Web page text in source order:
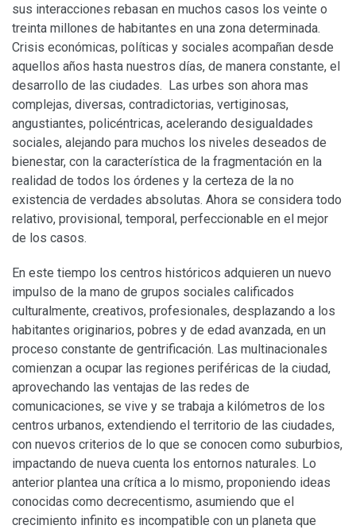
sus interacciones rebasan en muchos casos los veinte o
treinta millones de habitantes en una zona determinada.
Crisis económicas, políticas y sociales acompañan desde
aquellos años hasta nuestros días, de manera constante, el
desarrollo de las ciudades. Las urbes son ahora mas
complejas, diversas, contradictorias, vertiginosas,
angustiantes, policéntricas, acelerando desigualdades
sociales, alejando para muchos los niveles deseados de
bienestar, con la característica de la fragmentación en la
realidad de todos los órdenes y la certeza de la no
existencia de verdades absolutas. Ahora se considera todo
relativo, provisional, temporal, perfeccionable en el mejor
de los casos.
En este tiempo los centros históricos adquieren un nuevo
impulso de la mano de grupos sociales calificados
culturalmente, creativos, profesionales, desplazando a los
habitantes originarios, pobres y de edad avanzada, en un
proceso constante de gentrificación. Las multinacionales
comienzan a ocupar las regiones periféricas de la ciudad,
aprovechando las ventajas de las redes de
comunicaciones, se vive y se trabaja a kilómetros de los
centros urbanos, extendiendo el territorio de las ciudades,
con nuevos criterios de lo que se conocen como suburbios,
impactando de nueva cuenta los entornos naturales. Lo
anterior plantea una crítica a lo mismo, proponiendo ideas
conocidas como decrecentismo, asumiendo que el
crecimiento infinito es incompatible con un planeta que